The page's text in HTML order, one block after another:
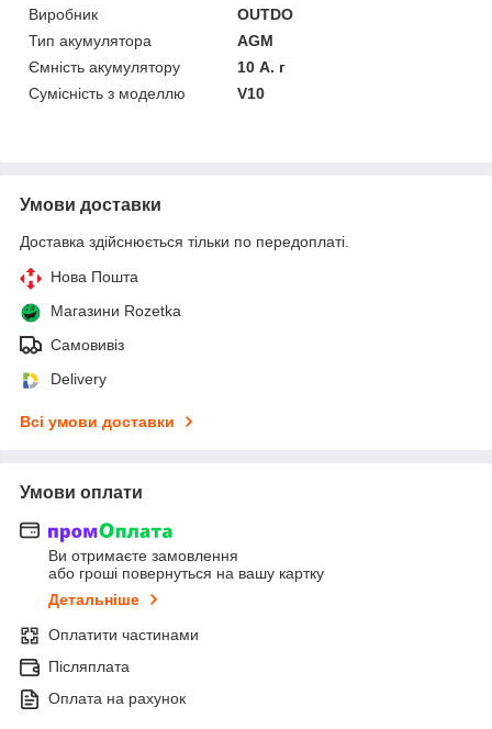
Виробник
OUTDO
Тип акумулятора
AGM
Ємність акумулятору
10 А. г
Сумісність з моделлю
V10
Умови доставки
Доставка здійснюється тільки по передоплаті.
Нова Пошта
Магазини Rozetka
Самовивіз
Delivery
Всі умови доставки
Умови оплати
Ви отримаєте замовлення
або гроші повернуться на вашу картку
Детальніше
Оплатити частинами
Післяплата
Оплата на рахунок